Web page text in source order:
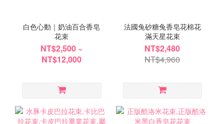
白色心動｜奶油百合香皂
花束
NT$2,500 ~
NT$12,000
法國兔砂糖兔香皂花棉花
滿天星花束
NT$2,480
NT$4,960